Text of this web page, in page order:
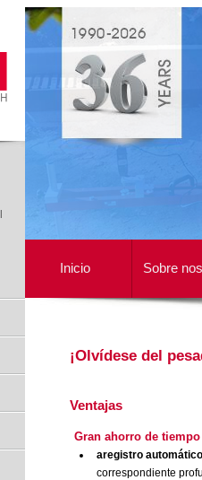
Inicio Sobre
¡Olvídese del
Ventajas
Gran ahorro de
aregistro automático
correspondiente